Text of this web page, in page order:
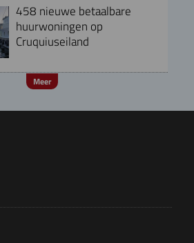
458 nieuwe betaalbare
huurwoningen op
Cruquiuseiland
Meer